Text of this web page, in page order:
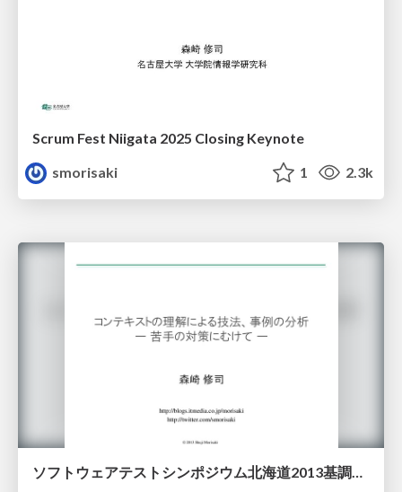
Scrum Fest Niigata 2025 Closing Keynote
smorisaki
1 2.3k
ソフトウェアテストシンポジウム北海道2013基調講演「コンテキストの理解による技法、事例の分析 ー 苦手の対策にむけて ー」